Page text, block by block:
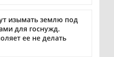
изымать землю под
для госнужд.
ее не делать